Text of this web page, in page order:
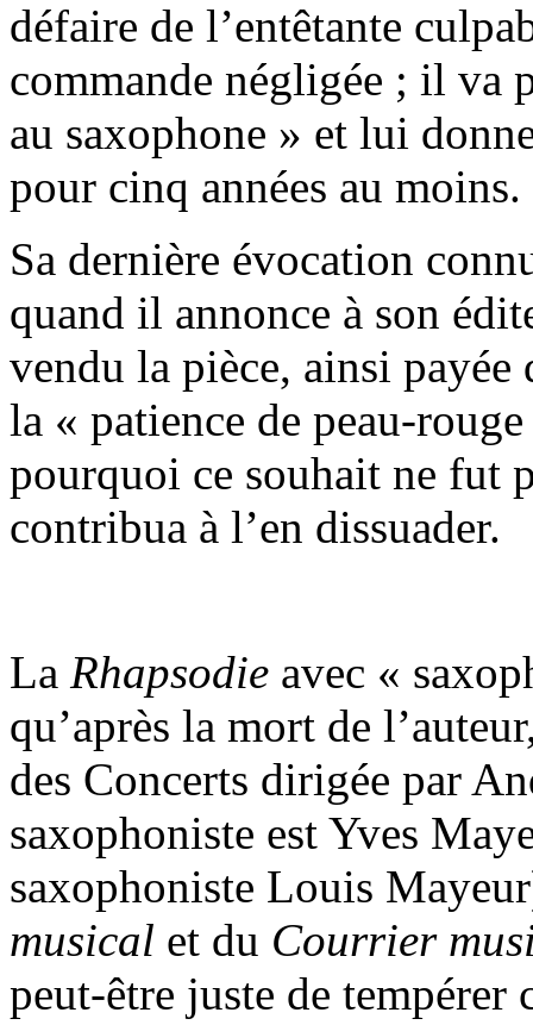
défaire de l’entêtante
commande négligée ; il va
au saxophone » et lui
pour cinq années au moins.
Sa dernière évocation
quand il annonce à son
vendu la pièce, ainsi
la « patience de peau-
pourquoi ce souhait ne fut
contribua à l’en dissuader.
La Rhapsodie avec «
qu’après la mort de
des Concerts dirigée par
saxophoniste est Yves
saxophoniste Louis
musical et du Courrier
peut-être juste de